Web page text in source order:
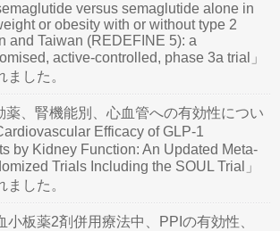
versus semaglutide alone in
or obesity with or without type 2
and Taiwan (REDEFINE 5): a
active-controlled, phase 3a trial」
した。
薬、腎機能別、心血管への有効性につい
Efficacy of GLP-1
by Kidney Function: An Updated Meta-
Trials Including the SOUL Trial」
した。
小板薬2剤併用療法中、PPIの有効性、